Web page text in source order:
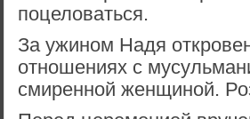
поцеловаться.
За ужином Надя
отношениях с
смиренной женщиной.